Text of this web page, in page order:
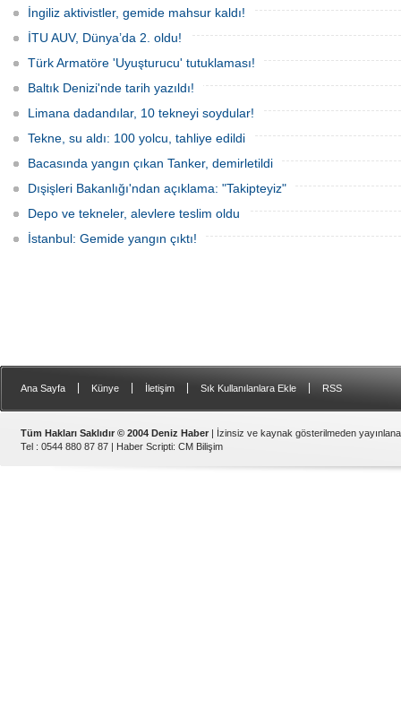
gün boyunca yelken coşkusuyla
buluşturacak organizasyonun ilk
gününde 9 tekne rüzgârla buluştu.
odaklanan etkinliği, 20-23 Ağustos
tarihleri arasında Gölcük Tersanesi
Komutanlığı’nda gerçekleştirilecek.
İngiliz aktivistler, gemide mahsur kaldı!
İTU AUV, Dünya’da 2. oldu!
Türk Armatöre 'Uyuşturucu' tutuklaması!
Baltık Denizi'nde tarih yazıldı!
Limana dadandılar, 10 tekneyi soydular!
Tekne, su aldı: 100 yolcu, tahliye edildi
Bacasında yangın çıkan Tanker, demirletildi
Dışişleri Bakanlığı'ndan açıklama: "Takipteyiz"
Depo ve tekneler, alevlere teslim oldu
İstanbul: Gemide yangın çıktı!
Ana Sayfa Künye İletişim Sık Kullanılanlara Ekle RSS
Tüm Hakları Saklıdır © 2004 Deniz Haber | İzinsiz ve kaynak gösterilmeden
Tel : 0544 880 87 87 | Haber Scripti: CM Bilişim